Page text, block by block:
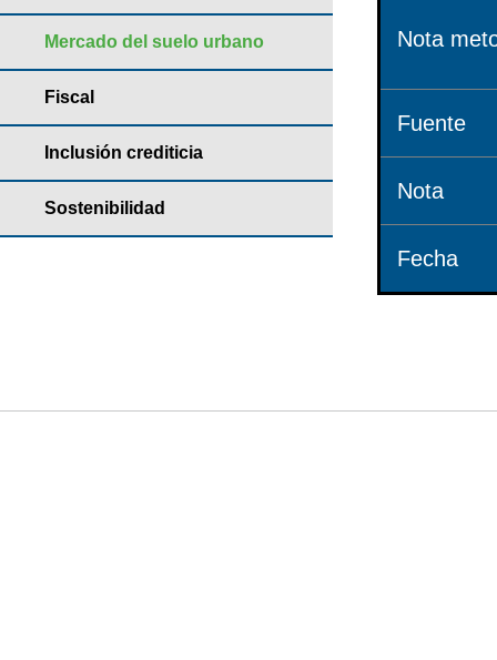
Mercado del suelo urbano
Fiscal
Inclusión crediticia
Sostenibilidad
Nota
Fuente
Nota
Fecha